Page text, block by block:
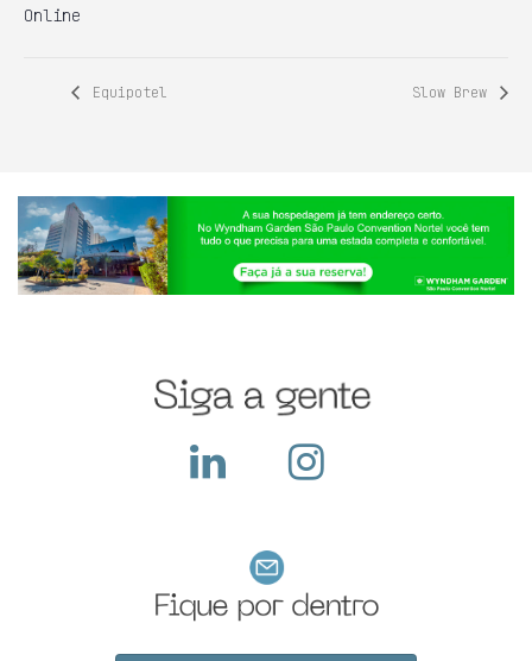
Online
Equipotel Slow Brew